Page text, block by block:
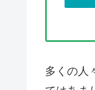
多くの人